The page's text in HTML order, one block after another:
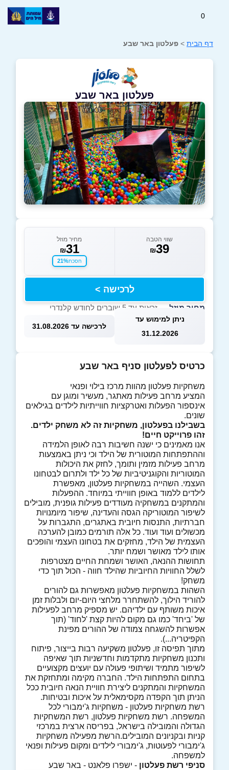
0
דף הבית > פעלטון באר שבע
פעלטון באר שבע
שווי הטבה
₪39
מחיר מוזל
₪31
חסכת21%
לרכישה >
מחיר מוזל — זכאות עד 5 שוברים לחודש קלנדרי
ניתן למימוש עד
31.12.2026
לרכישה עד 31.08.2026
כרטיס לפעלטון סניף באר שבע
משחקיות פעלטון מהוות מרכז בילוי ופנאי
המציע מרחב פעילות מאתגר, מעשיר ומוגן עם
אינספור הפעלות ואטרקציות חווייתיות לילדים בגילאים
שונים.
בשבילנו בפעלטון, משחקיות זה לא משחק ילדים.
זהו פרוייקט חיים!
אנו מאמינים כי ישנה חשיבות רבה לאופן הלמידה
וההתפתחות המוטורית של הילד וכי ניתן באמצעות
מרחב פעילות מזמין ותומך, לחזק את היכולות
המוטוריות והקוגניטיביות של כל ילד ולתרום לבטחונו
העצמי. השהייה במשחקיות פעלטון, מאפשרת
לילדים ללמוד באופן חווייתי במיוחד. ההפעלות
והמתקנים במשחקיה מעודדים פעילות גופנית, מובילים
לשיפור המוטוריקה הגסה והעדינה, שיפור מיומנויות
חברתיות, התנסות חיובית באתגרים, התגברות על
מכשולים ועוד ועוד. כל אלה תורמים כמובן להערכה
העצמית של הילד, מחזקים את בטחונו העצמי והופכים
אותו לילד מאושר ושמח יותר.
תחושות ההנאה, האושר ושמחת החיים מצטרפות
לשלל החוויות החיוביות שהילד חווה - הכול תוך כדי
משחק!
השהות במשחקיות פעלטון מאפשרות גם להורים
להוריד הילוך, להשתחרר מלחצי היום-יום ולבלות זמן
איכות משותף עם ילדיהם. יש מספיק מרחב לפעילות
של 'ביחד' כמו גם מקום להיות קצת 'לחוד' (תוך
אפשרות להשגחה צמודה של ההורים מפינת
הקפיטריה...).
מתוך תפיסה זו, פעלטון משקיעה רבות בייצור, פיתוח
ותכנון משחקיות מתקדמות וחדשניות תוך שאיפה
לשיפור מתמיד ושיתופי פעולה עם יועצים מקצועיים
בתחום התפתחות הילד. החברה מקימה ומתחזקת את
המשחקיות והמתקנים ליצירת חוויית הנאה חיובית ככל
הניתן תוך הקפדה מקסימאלית על איכות ובטיחות.
רשת משחקיות פעלטון - משחקיות ג'ימבורי לכל
המשפחה. רשת משחקיות פעלטון, רשת המשחקיות
הגדולה והמובילה בישראל, בפריסה ארצית במרכזי
קניות ובקניונים המובילים.הרשת מפעילה משחקיות
ג'ימבורי לפעוטות, ג'ימבורי לילדים ומקום פעילות ופנאי
למשפחה.
סניפי רשת פעלטון - ישפרו פלאנט - באר שבע